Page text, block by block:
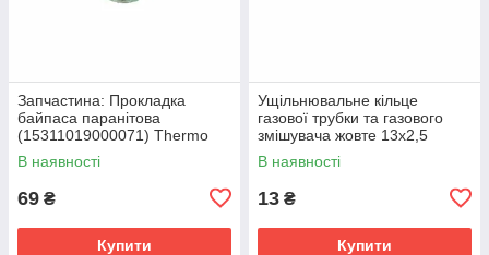
Запчастина: Прокладка
байпаса паранітова
(15311019000071) Thermo
Alliance
В наявності
69 ₴
Купити
Ущільнювальне кільце
газової трубки та газового
змішувача жовте 13х2,5
Thermo Alliance Ewa 24
В наявності
13 ₴
Купити